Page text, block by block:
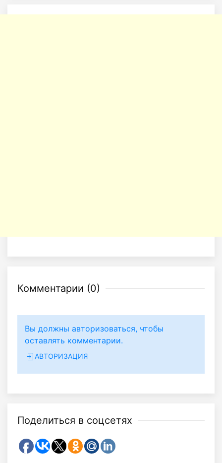
Комментарии (0)
Вы должны авторизоваться, чтобы
оставлять комментарии.
АВТОРИЗАЦИЯ
Поделиться в соцсетях